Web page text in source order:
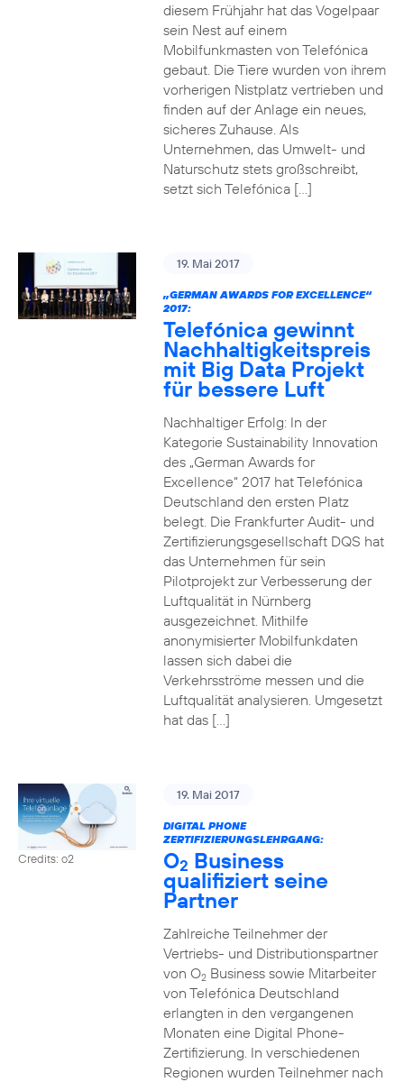
diesem Frühjahr hat das Vogelpaar
sein Nest auf einem
Mobilfunkmasten von Telefónica
gebaut. Die Tiere wurden von ihrem
vorherigen Nistplatz vertrieben und
finden auf der Anlage ein neues,
sicheres Zuhause. Als
Unternehmen, das Umwelt- und
Naturschutz stets großschreibt,
setzt sich Telefónica […]
19. Mai 2017
„GERMAN AWARDS FOR EXCELLENCE“
2017:
Telefónica gewinnt
Nachhaltigkeitspreis
mit Big Data Projekt
für bessere Luft
Nachhaltiger Erfolg: In der
Kategorie Sustainability Innovation
des „German Awards for
Excellence“ 2017 hat Telefónica
Deutschland den ersten Platz
belegt. Die Frankfurter Audit- und
Zertifizierungsgesellschaft DQS hat
das Unternehmen für sein
Pilotprojekt zur Verbesserung der
Luftqualität in Nürnberg
ausgezeichnet. Mithilfe
anonymisierter Mobilfunkdaten
lassen sich dabei die
Verkehrsströme messen und die
Luftqualität analysieren. Umgesetzt
hat das […]
Credits: o2
19. Mai 2017
DIGITAL PHONE
ZERTIFIZIERUNGSLEHRGANG:
O2 Business
qualifiziert seine
Partner
Zahlreiche Teilnehmer der
Vertriebs- und Distributionspartner
von O2Business sowie Mitarbeiter
von Telefónica Deutschland
erlangten in den vergangenen
Monaten eine Digital Phone-
Zertifizierung. In verschiedenen
Regionen wurden Teilnehmer nach